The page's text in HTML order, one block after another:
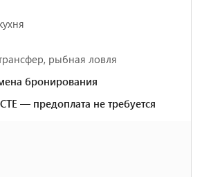
рыбная ловля
бронирования
— предоплата не требуется